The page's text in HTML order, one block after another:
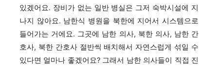
있겠어요. 장비가 없는 일반 병실은 그저 숙박시설에 지
나지 않아요. 남한식 병원을 북한에 지어서 시스템으로
들어가는 거에요. 그곳에 남한 의사, 북한 의사, 남한 간
호사, 북한 간호사 절반씩 배치해서 자연스럽게 섞일 수
있다면 얼마나 좋겠어요? 그래서 남한 의사들이 직접 진